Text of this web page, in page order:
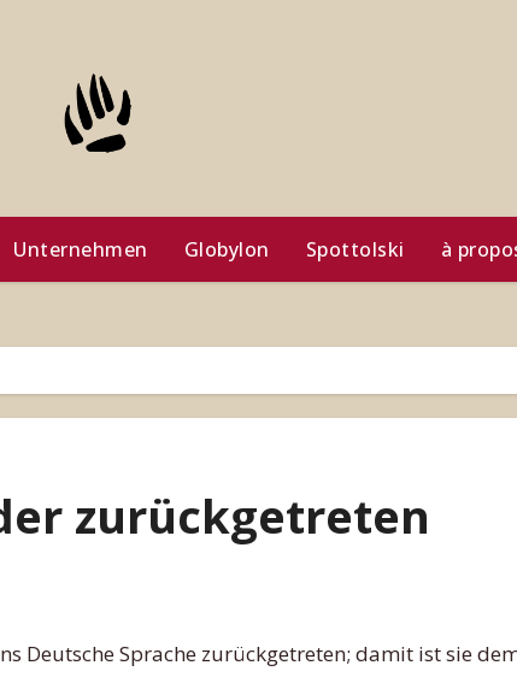
Unternehmen Globylon Spottolski à
zurückgetreten